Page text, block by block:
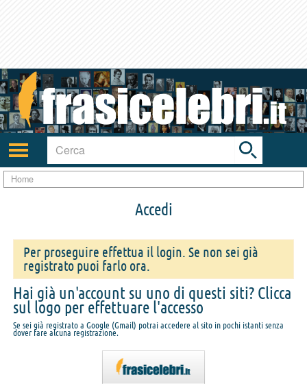
Attiva/disattiva
navigazione
Toggle
search
bar
Home
Accedi
Per proseguire effettua il login. Se non sei già
registrato puoi farlo ora.
Hai già un'account su uno di questi siti? Clicca
sul logo per effettuare l'accesso
Se sei già registrato a Google (Gmail) potrai accedere al sito in pochi istanti senza
dover fare alcuna registrazione.